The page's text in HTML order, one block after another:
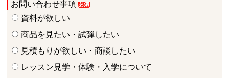
お問い合わせ事項
資料が欲しい
商品を見たい・試弾したい
見積もりが欲しい・商談したい
レッスン見学・体験・入学について